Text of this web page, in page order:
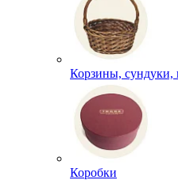
Корзины, сундуки,
Коробки